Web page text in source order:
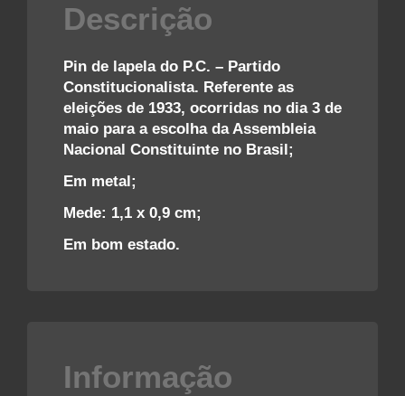
Descrição
Pin de lapela do P.C. – Partido
Constitucionalista. Referente as
eleições de 1933, ocorridas no dia 3 de
maio para a escolha da Assembleia
Nacional Constituinte no Brasil;
Em metal;
Mede: 1,1 x 0,9 cm;
Em bom estado.
Informação